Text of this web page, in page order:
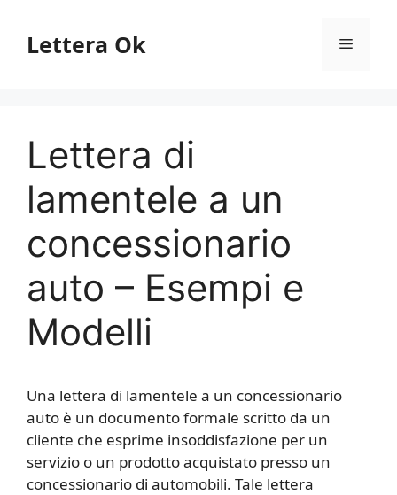
contenuto
Lettera Ok Menu
Lettera di
lamentele a un
concessionario
auto – Esempi e
Modelli
Una lettera di lamentele a un concessionario
auto è un documento formale scritto da un
cliente che esprime insoddisfazione per un
servizio o un prodotto acquistato presso un
concessionario di automobili. Tale lettera